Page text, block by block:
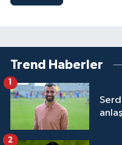
Trend Haberler
2